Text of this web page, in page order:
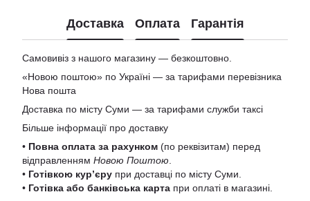
Доставка Оплата Гарантія
Самовивіз з нашого магазину — безкоштовно.
«Новою поштою» по Україні — за тарифами перевізника
Нова пошта
Доставка по місту Суми — за тарифами служби таксі
Більше інформації про доставку
• Повна оплата за рахунком (по реквізитам) перед
відправленням Новою Поштою
• Готівкою кур’єру при доставці по місту Суми.
• Готівка або банківська карта при оплаті в магазині.